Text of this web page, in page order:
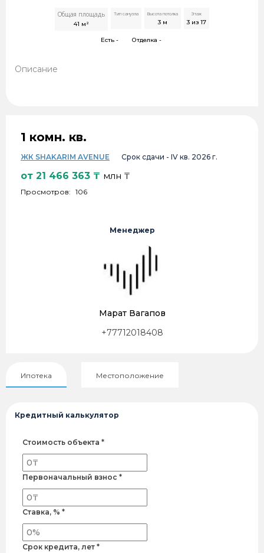
Общая площадь
41 м²
Тип санузла Высота потолка
3 м
Этаж
3 из 17
Есть - Отделка -
Описание
1 комн. кв.
ЖК SHAKARIM AVENUE Срок сдачи - IV кв. 2026 г.
от 21 466 363 ₸ млн ₸
Просмотров: 106
Менеджер
Марат Вагапов
+77712018408
Ипотека Местоположение
Кредитный калькулятор
Стоимость объекта *
Первоначальный взнос *
Ставка, % *
Срок кредита, лет *